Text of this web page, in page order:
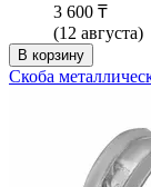
3 600 ₸
(12 августа)
В корзину
Скоба